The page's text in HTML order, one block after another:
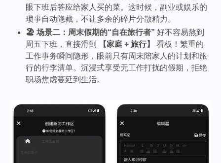
眼下班后答应给家人买的菜。这时候，副业或娱乐的
琐事自动隐藏，不让多余的碎片分散精力。
🏖️ 场景二：周末假期的“自在旅行者” 好不容易熬到
周五下班，直接滑到
【家庭 + 旅行】
看板！繁重的
工作事务瞬间隐形，眼前只有周末陪家人的计划和旅
行的行李清单。沉浸式享受无工作打扰的假期，拒绝
职场焦虑蔓延到生活。